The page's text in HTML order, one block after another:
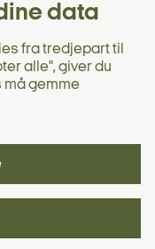
data
fra tredjepart til
alle", giver du
gemme